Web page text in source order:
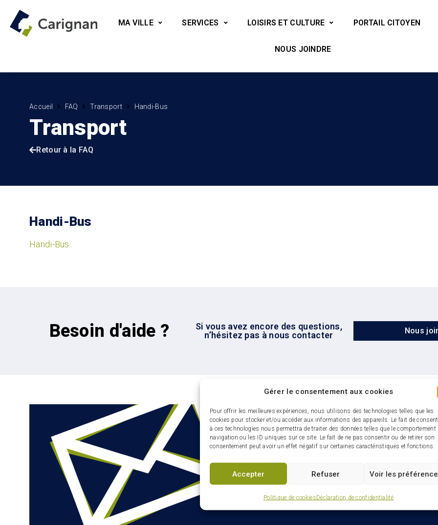
Gérer le consentement aux cookies
Pour offrir les meilleures expériences, nous utilisons des technologies telles que les
cookies pour stocker et/ou accéder aux informations des appareils. Le fait de
à ces technologies nous permettra de traiter des données telles que le comportement
navigation ou les ID uniques sur ce site. Le fait de ne pas consentir ou de retirer son
consentement peut avoir un effet négatif sur certaines caractéristiques et fonctions.
Accepter Refuser Voir les
Politique de cookiesDéclaration de confidentialité
MA VILLE SERVICES LOISIRS ET CULTURE PORTAIL CITOYEN
NOUS JOINDRE
Accueil FAQ Transport Handi-Bus
Transport
Retour à la FAQ
Handi-Bus
Handi-Bus
Besoin d'aide ?
Si vous avez encore des questions,
n’hésitez pas à nous contacter
Nous
Infolettre : restez